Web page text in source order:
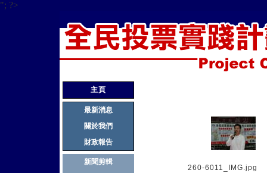
"; ?>
主頁
最新消息
關於我們
財政報告
新聞剪輯
260-6011_IMG.jpg